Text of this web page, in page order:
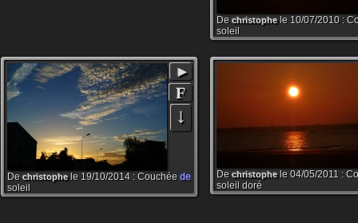
Dechristophele 10/07/2010 :
soleil
►
F
↓
Dechristophele 19/10/2014 : Couchéede
soleil
Dechristophele 04/05/2011 :
soleil doré